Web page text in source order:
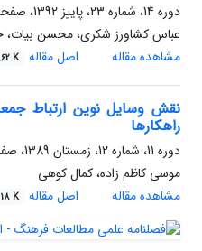
دوره 14، شماره 23، پاییز 1392، صفحه
عباس کشاورز شکری، محسن بیات،
مشاهده مقاله
اصل مقاله K
نقش وسایل نوین ارتباط
راهکارها
دوره 11، شماره 12، زمستان 1389، صفحه
موسی کاظم زاده، کمال کوهی
مشاهده مقاله
اصل مقاله K